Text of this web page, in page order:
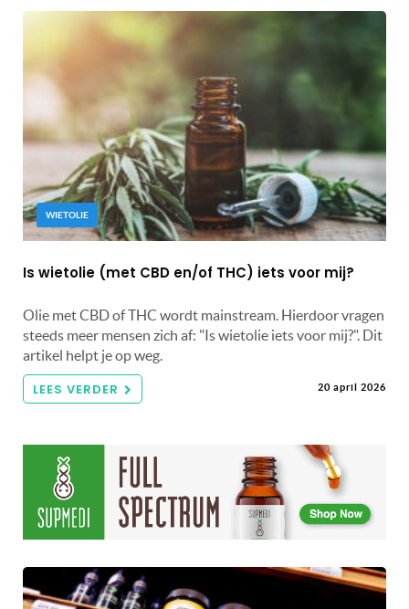
WIETOLIE
Is wietolie (met CBD en/of THC) iets voor mij?
Olie met CBD of THC wordt mainstream. Hierdoor vragen
steeds meer mensen zich af: "Is wietolie iets voor mij?". Dit
artikel helpt je op weg.
LEES VERDER 20 april 2026